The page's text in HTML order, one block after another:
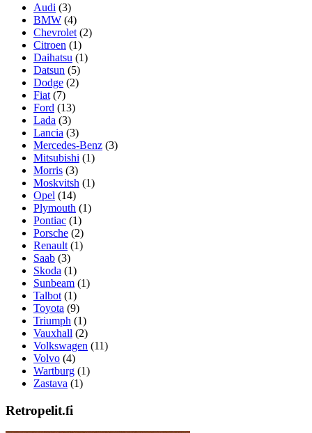
Audi (3)
BMW (4)
Chevrolet (2)
Citroen (1)
Daihatsu (1)
Datsun (5)
Dodge (2)
Fiat (7)
Ford (13)
Lada (3)
Lancia (3)
Mercedes-Benz (3)
Mitsubishi (1)
Morris (3)
Moskvitsh (1)
Opel (14)
Plymouth (1)
Pontiac (1)
Porsche (2)
Renault (1)
Saab (3)
Skoda (1)
Sunbeam (1)
Talbot (1)
Toyota (9)
Triumph (1)
Vauxhall (2)
Volkswagen (11)
Volvo (4)
Wartburg (1)
Zastava (1)
Retropelit.fi